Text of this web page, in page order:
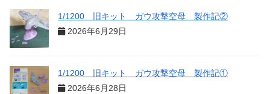
1/1200 旧キット ガウ攻撃空母 製作記②
2026年6月29日
1/1200 旧キット ガウ攻撃空母 製作記①
2026年6月28日